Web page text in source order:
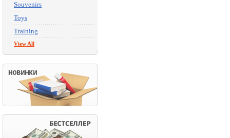
Souvenirs
Toys
Training
View All